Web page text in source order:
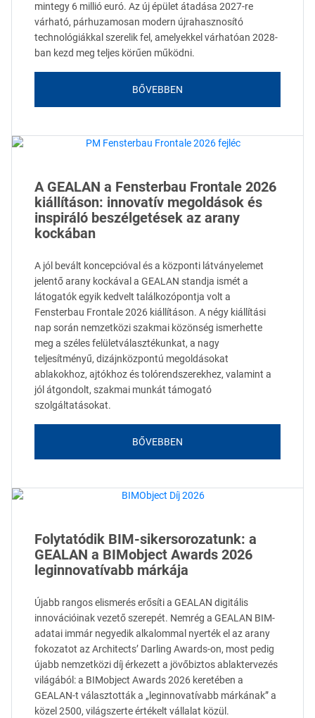
mintegy 6 millió euró. Az új épület átadása 2027-re
várható, párhuzamosan modern újrahasznosító
technológiákkal szerelik fel, amelyekkel várhatóan 2028-
ban kezd meg teljes körűen működni.
BŐVEBBEN
A GEALAN a Fensterbau Frontale 2026
kiállításon: innovatív megoldások és
inspiráló beszélgetések az arany
kockában
A jól bevált koncepcióval és a központi látványelemet
jelentő arany kockával a GEALAN standja ismét a
látogatók egyik kedvelt találkozópontja volt a
Fensterbau Frontale 2026 kiállításon. A négy kiállítási
nap során nemzetközi szakmai közönség ismerhette
meg a széles felületválasztékunkat, a nagy
teljesítményű, dizájnközpontú megoldásokat
ablakokhoz, ajtókhoz és tolórendszerekhez, valamint a
jól átgondolt, szakmai munkát támogató
szolgáltatásokat.
BŐVEBBEN
Folytatódik BIM-sikersorozatunk: a
GEALAN a BIMobject Awards 2026
leginnovatívabb márkája
Újabb rangos elismerés erősíti a GEALAN digitális
innovációinak vezető szerepét. Nemrég a GEALAN BIM-
adatai immár negyedik alkalommal nyerték el az arany
fokozatot az Architects’ Darling Awards-on, most pedig
újabb nemzetközi díj érkezett a jövőbiztos ablaktervezés
világából: a BIMobject Awards 2026 keretében a
GEALAN-t választották a „leginnovatívabb márkának” a
közel 2500, világszerte értékelt vállalat közül.